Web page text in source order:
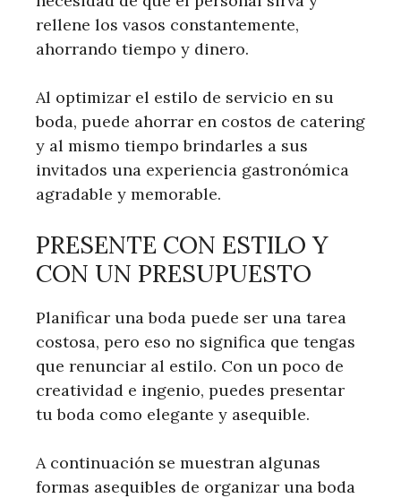
rellene los vasos constantemente,
ahorrando tiempo y dinero.
Al optimizar el estilo de servicio en su
boda, puede ahorrar en costos de catering
y al mismo tiempo brindarles a sus
invitados una experiencia gastronómica
agradable y memorable.
PRESENTE CON ESTILO Y
CON UN PRESUPUESTO
Planificar una boda puede ser una tarea
costosa, pero eso no significa que tengas
que renunciar al estilo. Con un poco de
creatividad e ingenio, puedes presentar
tu boda como elegante y asequible.
A continuación se muestran algunas
formas asequibles de organizar una boda